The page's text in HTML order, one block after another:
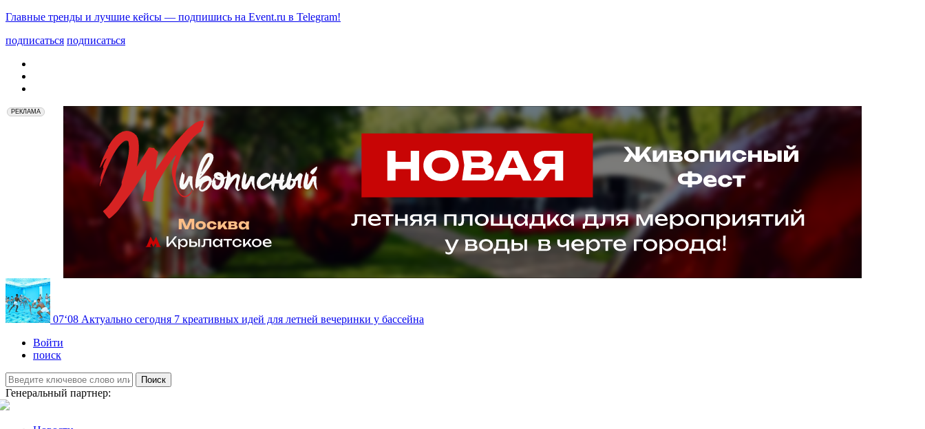
Главные тренды и лучшие кейсы — подпишись на Event.ru в Telegram!
подписаться подписаться
РЕКЛАМА
07‘08 Актуально сегодня 7 креативных идей для летней вечеринки у бассейна
Войти
поиск
Поиск
Генеральный партнер: